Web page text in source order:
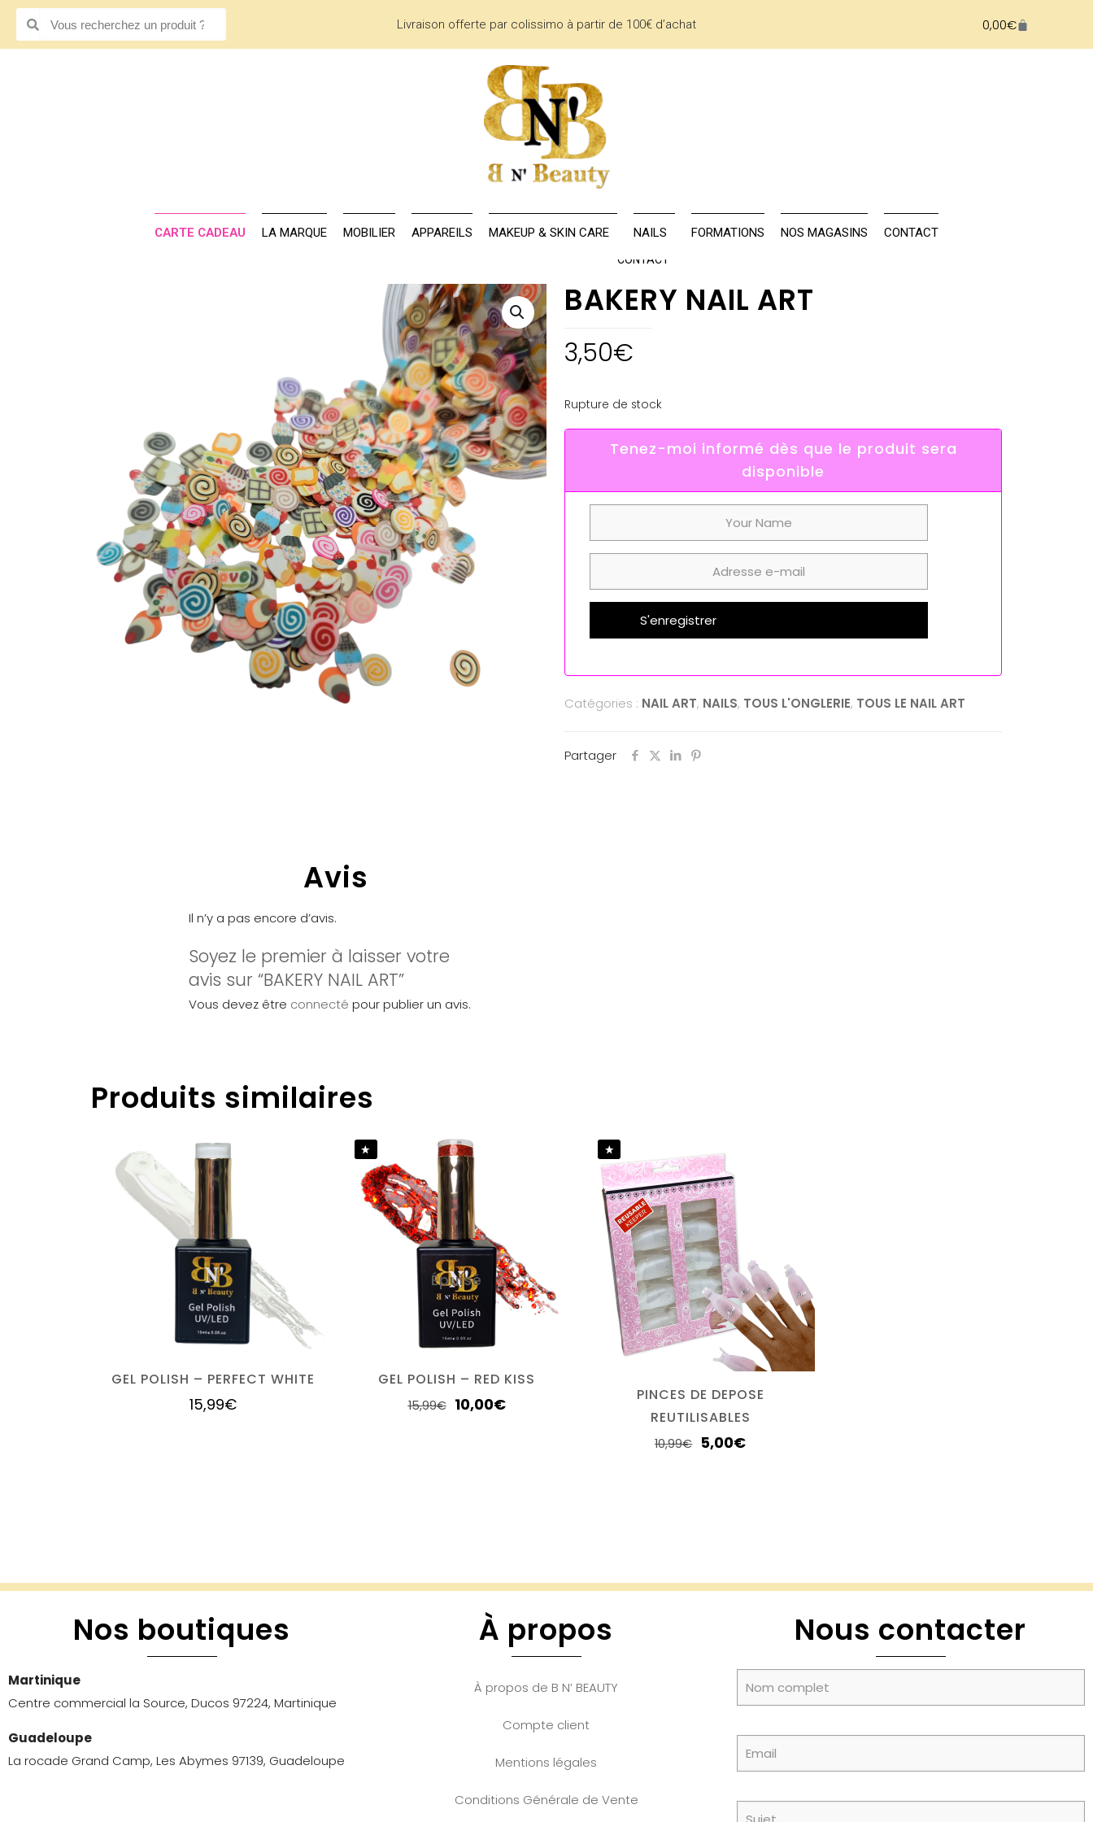
Livraison offerte par colissimo à partir de 100€ d’achat 0,00€
CONTACT
CARTE CADEAU LA MARQUE MOBILIER APPAREILS MAKEUP & SKIN CARE NAILS FORMATIONS NOS MAGASINS CONTACT
BAKERY NAIL ART
3,50€
Rupture de stock
Tenez-moi informé dès que le produit sera
disponible
S'enregistrer
Catégories : NAIL ART, NAILS, TOUS L'ONGLERIE, TOUS LE NAIL ART
Partager
Avis
Il n’y a pas encore d’avis.
Soyez le premier à laisser votre
avis sur “BAKERY NAIL ART”
Vous devez être connecté pour publier un avis.
Produits similaires
GEL POLISH – PERFECT WHITE
15,99€
Épuisé
GEL POLISH – RED KISS
15,99€ 10,00€
PINCES DE DEPOSE
REUTILISABLES
10,99€ 5,00€
Nos boutiques
Martinique
Centre commercial la Source, Ducos 97224, Martinique
Guadeloupe
La rocade Grand Camp, Les Abymes 97139, Guadeloupe
À propos
À propos de B N’ BEAUTY
Compte client
Mentions légales
Conditions Générale de Vente
Nous contacter